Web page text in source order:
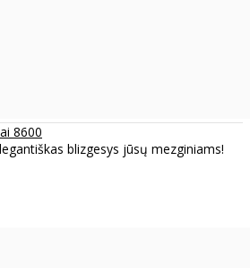
8600
blizgesys jūsų mezginiams!